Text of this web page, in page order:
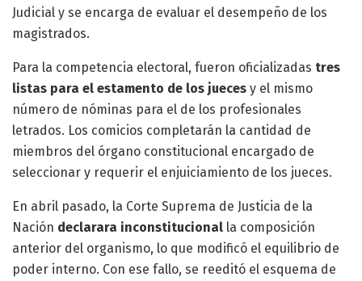
Judicial y se encarga de evaluar el desempeño de los
magistrados.
Para la competencia electoral, fueron oficializadas tres
listas para el estamento de los jueces y el mismo
número de nóminas para el de los profesionales
letrados. Los comicios completarán la cantidad de
miembros del órgano constitucional encargado de
seleccionar y requerir el enjuiciamiento de los jueces.
En abril pasado, la Corte Suprema de Justicia de la
Nación declarara inconstitucional la composición
anterior del organismo, lo que modificó el equilibrio de
poder interno. Con ese fallo, se reeditó el esquema de